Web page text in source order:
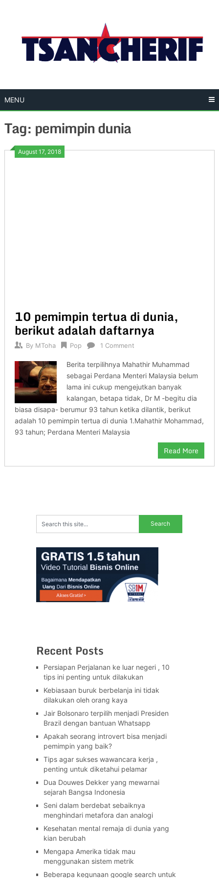
MENU
Tag: pemimpin dunia
August 17, 2018
10 pemimpin tertua di dunia,
berikut adalah daftarnya
By MToha Pop 1 Comment
Berita terpilihnya Mahathir Muhammad
sebagai Perdana Menteri Malaysia belum
lama ini cukup mengejutkan banyak
kalangan, betapa tidak, Dr M -begitu dia
biasa disapa- berumur 93 tahun ketika dilantik, berikut
adalah 10 pemimpin tertua di dunia 1.Mahathir Mohammad,
93 tahun; Perdana Menteri Malaysia
Read More
Recent Posts
Persiapan Perjalanan ke luar negeri , 10
tips ini penting untuk dilakukan
Kebiasaan buruk berbelanja ini tidak
dilakukan oleh orang kaya
Jair Bolsonaro terpilih menjadi Presiden
Brazil dengan bantuan Whatsapp
Apakah seorang introvert bisa menjadi
pemimpin yang baik?
Tips agar sukses wawancara kerja ,
penting untuk diketahui pelamar
Dua Douwes Dekker yang mewarnai
sejarah Bangsa Indonesia
Seni dalam berdebat sebaiknya
menghindari metafora dan analogi
Kesehatan mental remaja di dunia yang
kian berubah
Mengapa Amerika tidak mau
menggunakan sistem metrik
Beberapa kegunaan google search untuk